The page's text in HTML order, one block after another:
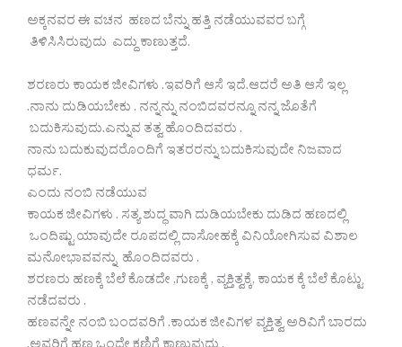
ಅಕ್ಕನವರ ಈ ವಚನ ಹಣದ ಬೆನ್ನು ಹತ್ತಿ ನಡೆಯುವವರ ಬಗ್ಗೆ
ತಿಳಿಸಿಸಿರುವುದು ಎದ್ದು ಕಾಣುತ್ತದೆ.
ಶರಣರು ಕಾಯಕ ಜೀವಿಗಳು .ಇವರಿಗೆ ಆಸೆ ಇದೆ.ಆದರೆ ಅತಿ ಆಸೆ ಇಲ್ಲ
.ನಾನು ದುಡಿಯಬೇಕು . ನನ್ನನ್ನು ನಂಬಿದವರನ್ನೂ ನನ್ನ ಜೊತೆಗೆ
ಬದುಕಿಸುವುದು.ಎನ್ನುವ ತತ್ವ ಹೊಂದಿದವರು .
ನಾನು ಬದುಕುವುದರೊಂದಿಗೆ ಇತರರನ್ನು ಬದುಕಿಸುವುದೇ ನಿಜವಾದ
ಧರ್ಮ.
ಎಂದು ನಂಬಿ ನಡೆಯುವ
ಕಾಯಕ ಜೀವಿಗಳು . ಸತ್ಯ ಶುದ್ಧ ವಾಗಿ ದುಡಿಯಬೇಕು ದುಡಿದ ಹಣದಲ್ಲಿ
ಒಂದಿಷ್ಟು ಯಾವುದೇ ರೂಪದಲ್ಲಿ ದಾಸೋಹಕ್ಕೆ ವಿನಿಯೋಗಿಸುವ ವಿಶಾಲ
ಮನೋಭಾವವನ್ನು ಹೊಂದಿದವರು .
ಶರಣರು ಹಣಕ್ಕೆ ಬೆಲೆ ಕೊಡದೇ ,ಗುಣಕ್ಕೆ , ವ್ಯಕ್ತಿತ್ವಕ್ಕೆ, ಕಾಯಕ ಕ್ಕೆ ಬೆಲೆ ಕೊಟ್ಟು
ನಡೆದವರು .
ಹಣವನ್ನೇ ನಂಬಿ ಬಂದವರಿಗೆ .ಕಾಯಕ ಜೀವಿಗಳ ವ್ಯಕ್ತಿತ್ವ ಅರಿವಿಗೆ ಬಾರದು